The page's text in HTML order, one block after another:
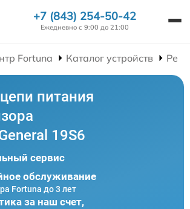
+7 (843) 254-50-42
Ежедневно с 9:00 до 21:00
Fortuna Каталог устройств
питания
19S6
сервис
обслуживание
Fortuna до 3 лет
за наш счет,